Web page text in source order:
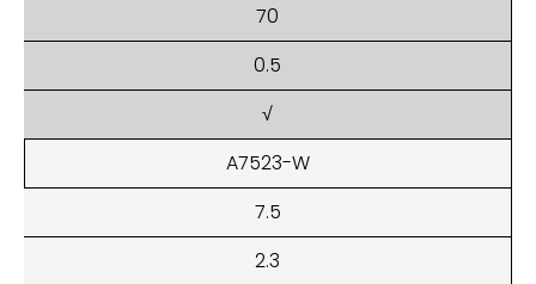
70
0.5
√
A7523-W
7.5
2.3